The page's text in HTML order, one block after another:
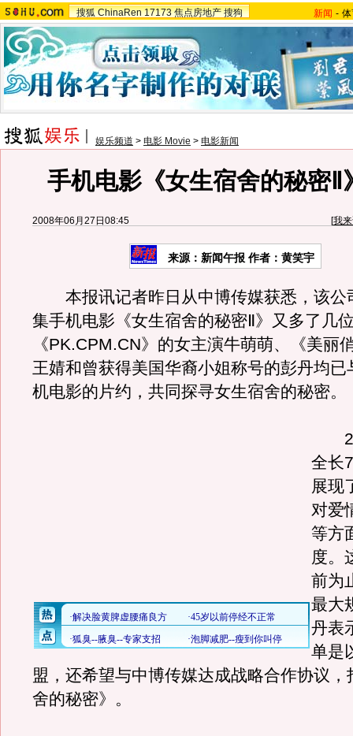
搜狐 ChinaRen 17173 焦点房地产 搜狗 新闻 -
娱乐频道 > 电影 Movie > 电影新闻
手机电影《女生宿舍的秘密Ⅱ
2008年06月27日08:45 [我
来源：新闻午报 作者：黄笑宇
本报讯记者昨日从中博传媒获悉，该公
集手机电影《女生宿舍的秘密Ⅱ》又多了几
《PK.CPM.CN》的女主演牛萌萌、《美丽
王婧和曾获得美国华裔小姐称号的彭丹均已
机电影的片约，共同探寻女生宿舍的秘密。
全长
展现
对爱
等方
度。
前为
最大
丹表
单是
盟，还希望与中博传媒达成战略合作协议，
舍的秘密》。